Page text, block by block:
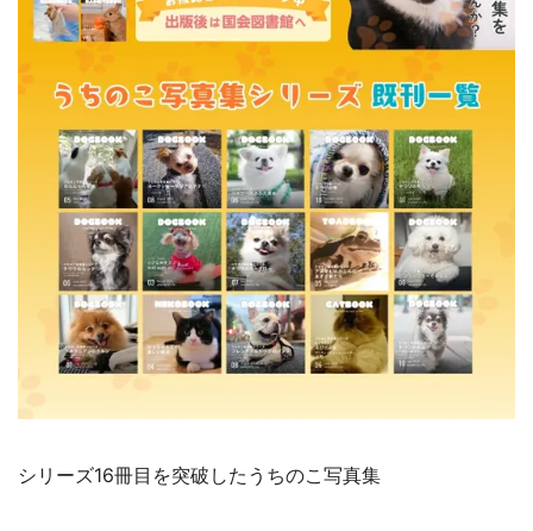
シリーズ16冊目を突破したうちのこ写真集